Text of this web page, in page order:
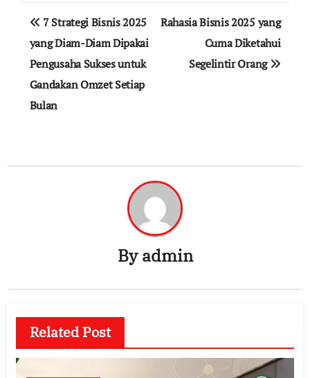
Navigasi
pos
7 Strategi Bisnis 2025
yang Diam-Diam Dipakai
Pengusaha Sukses untuk
Gandakan Omzet Setiap
Bulan
Rahasia Bisnis 2025 yang
Cuma Diketahui
Segelintir Orang
Byadmin
Related Post